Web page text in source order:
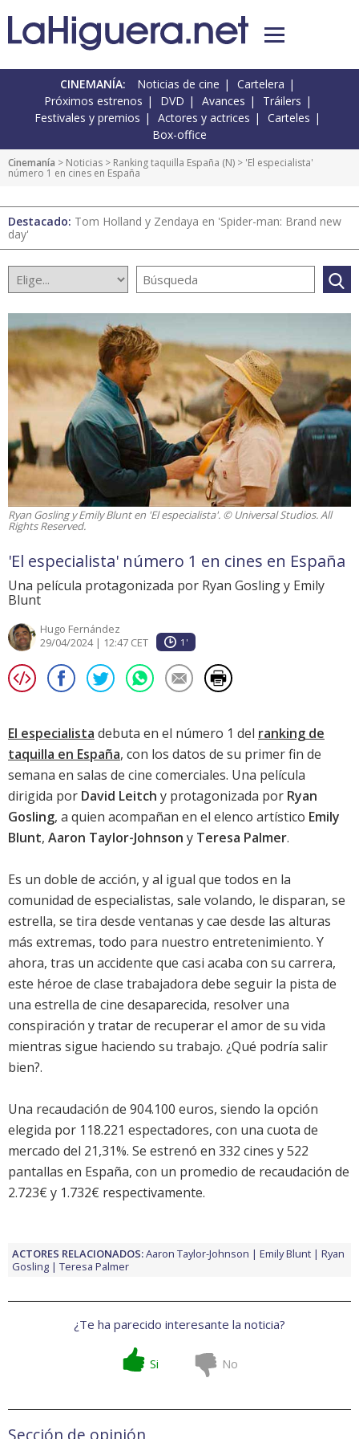
CINEMANÍA: Noticias de cine
Cartelera
Próximos estrenos
DVD Avances
Tráilers
Festivales y premios
Actores y actrices
Carteles
Box-office
Cinemanía > Noticias > Ranking taquilla España (N) > 'El especialista'
número 1 en cines en España
Destacado: Tom Holland y Zendaya en 'Spider-man: Brand new
day'
Ryan Gosling y Emily Blunt en 'El especialista'. © Universal Studios. All
Rights Reserved.
'El especialista' número 1 en cines en España
Una película protagonizada por Ryan Gosling y Emily
Blunt
Hugo Fernández
29/04/2024 | 12:47 CET
1'
El especialista debuta en el número 1 del ranking de
taquilla en España, con los datos de su primer fin de
semana en salas de cine comerciales. Una película
dirigida por David Leitch y protagonizada por Ryan
Gosling, a quien acompañan en el elenco artístico Emily
Blunt, Aaron Taylor-Johnson y Teresa Palmer.
Es un doble de acción, y al igual que todos en la
comunidad de especialistas, sale volando, le disparan, se
estrella, se tira desde ventanas y cae desde las alturas
más extremas, todo para nuestro entretenimiento. Y
ahora, tras un accidente que casi acaba con su carrera,
este héroe de clase trabajadora debe seguir la pista de
una estrella de cine desaparecida, resolver una
conspiración y tratar de recuperar el amor de su vida
mientras sigue haciendo su trabajo. ¿Qué podría salir
bien?.
Una recaudación de 904.100 euros, siendo la opción
elegida por 118.221 espectadores, con una cuota de
mercado del 21,31%. Se estrenó en 332 cines y 522
pantallas en España, con un promedio de recaudación de
2.723€ y 1.732€ respectivamente.
ACTORES RELACIONADOS:Aaron Taylor-Johnson Emily Blunt
Ryan
Gosling
Teresa Palmer
¿Te ha parecido interesante la noticia?
Si No
Sección de opinión